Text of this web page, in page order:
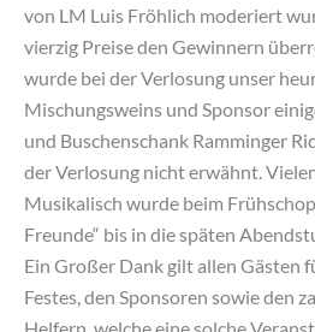
von LM Luis Fröhlich moderiert
vierzig Preise den Gewinnern
wurde bei der Verlosung unser
Mischungsweins und Sponsor
und Buschenschank Ramminger
der Verlosung nicht erwähnt.
Musikalisch wurde beim
Freunde“ bis in die späten
Ein Großer Dank gilt allen Gästen
Festes, den Sponsoren sowie den